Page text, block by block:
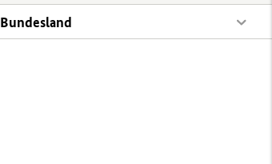
Bundesland